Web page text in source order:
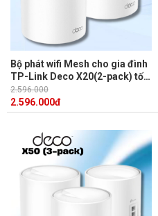
Bộ phát wifi Mesh cho gia đình
TP-Link Deco X20(2-pack) tốc
độ 1,201 Mbps trên 5 GHz và
574 Mbps trên băng tần 2.4
GHz
2.596.000
2.596.000đ